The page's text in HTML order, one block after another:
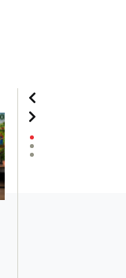
20.07.2026 12:06